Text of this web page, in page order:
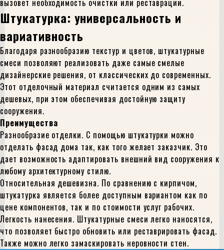
вызовет необходимость очистки или реставрации.
Штукатурка: универсальность и
вариативность
Благодаря разнообразию текстур и цветов, штукатурные
смеси позволяют реализовать даже самые смелые
дизайнерские решения, от классических до современных.
Этот отделочный материал считается одним из самых
дешевых, при этом обеспечивая достойную защиту
сооружения.
Преимущества
Разнообразие отделки. С помощью штукатурки можно
отделать фасад дома так, как того желает заказчик. Это
дает возможность адаптировать внешний вид сооружения к
любому архитектурному стилю.
Относительная дешевизна. По сравнению с кирпичом,
штукатурка является более доступным вариантом как по
цене компонентов, так и по стоимости услуг рабочих.
Легкость нанесения. Штукатурные смеси легко наносятся,
что позволяет быстро обновить или реставрировать фасад.
Также можно легко замаскировать неровности стен.